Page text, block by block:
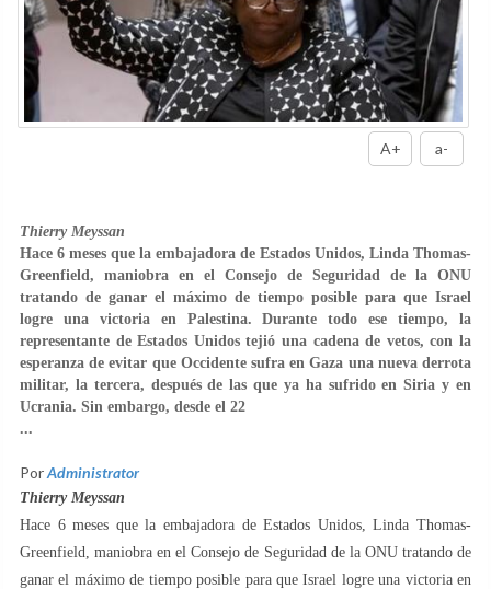
A+ a-
Thierry Meyssan
Hace 6 meses que la embajadora de Estados Unidos, Linda Thomas-
Greenfield, maniobra en el Consejo de Seguridad de la ONU
tratando de ganar el máximo de tiempo posible para que Israel
logre una victoria en Palestina. Durante todo ese tiempo, la
representante de Estados Unidos tejió una cadena de vetos, con la
esperanza de evitar que Occidente sufra en Gaza una nueva derrota
militar, la tercera, después de las que ya ha sufrido en Siria y en
Ucrania. Sin embargo, desde el 22
...
PorAdministrator
Thierry Meyssan
Hace 6 meses que la embajadora de Estados Unidos, Linda Thomas-
Greenfield, maniobra en el Consejo de Seguridad de la ONU tratando de
ganar el máximo de tiempo posible para que Israel logre una victoria en